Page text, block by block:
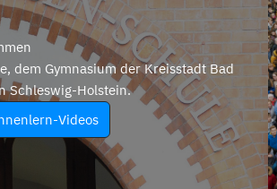
dem Gymnasium der Kreisstadt Bad
Schleswig-Holstein.
Videos